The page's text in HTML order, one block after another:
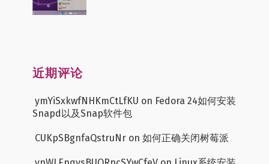
近期评论
ymYiSxkwfNHKmCtLfKU on Fedora 24如何安装
Snapd以及Snap软件包
CUKpSBgnfaQstruNron 如何正确关闭树莓派